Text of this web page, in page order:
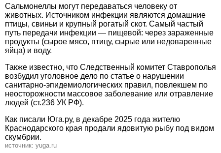
Сальмонеллы могут передаваться человеку от
животных. Источником инфекции являются домашние
птицы, свиньи и крупный рогатый скот. Самый частый
путь передачи инфекции — пищевой: через зараженные
продукты (сырое мясо, птицу, сырые или недоваренные
яйца) и воду.
Также известно, что Следственный комитет Ставрополья
возбудил уголовное дело по статье о нарушении
санитарно-эпидемиологических правил, повлекшем по
неосторожности массовое заболевание или отравление
людей (ст.236 УК РФ).
Как писали Юга.ру, в декабре 2025 года жителю
Краснодарского края продали ядовитую рыбу под видом
скумбрии.
источник: yuga.ru